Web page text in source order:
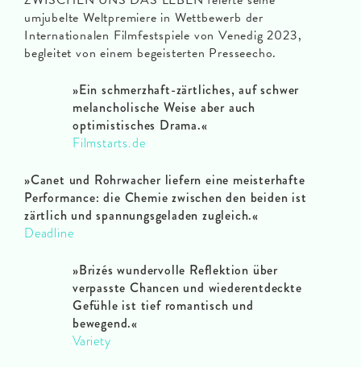
umjubelte Weltpremiere in Wettbewerb der
Internationalen Filmfestspiele von Venedig 2023,
begleitet von einem begeisterten Presseecho.
»Ein schmerzhaft-zärtliches, auf schwer
melancholische Weise aber auch
optimistisches Drama.«
Filmstarts.de
»Canet und Rohrwacher liefern eine meisterhafte
Performance: die Chemie zwischen den beiden ist
zärtlich und spannungsgeladen zugleich.«
Deadline
»Brizés wundervolle Reflektion über
verpasste Chancen und wiederentdeckte
Gefühle ist tief romantisch und
bewegend.«
Variety